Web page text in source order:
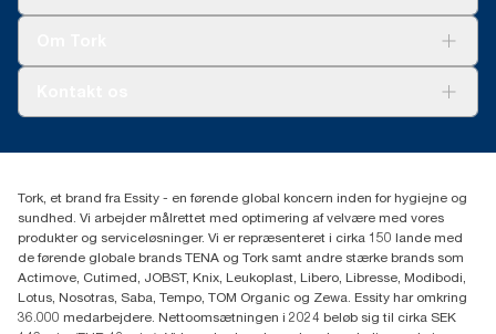
Smiley-rapport
(+45) 48 16 82 44
Professional Hygiene
Gydevang 33
DK-3450 Allerød
Tork, et brand fra Essity - en førende global koncern inden for hygiejne og
sundhed. Vi arbejder målrettet med optimering af velvære med vores
produkter og serviceløsninger. Vi er repræsenteret i cirka 150 lande med
de førende globale brands TENA og Tork samt andre stærke brands som
Actimove, Cutimed, JOBST, Knix, Leukoplast, Libero, Libresse, Modibodi,
Lotus, Nosotras, Saba, Tempo, TOM Organic og Zewa. Essity har omkring
36.000 medarbejdere. Nettoomsætningen i 2024 beløb sig til cirka SEK